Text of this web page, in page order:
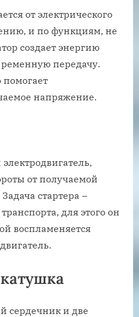
от электрического
и по функциям, не
создает энергию
передачу.
помогает
напряжение.
от получаемой
стартера –
для этого он
воспламеняется
сердечник и две